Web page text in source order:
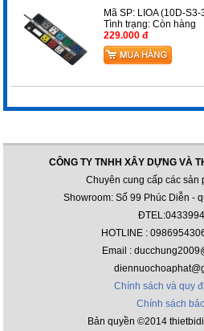
Mã SP: LIOA (10D-S3-
Tình trạng:Còn hàng
229.000 đ
CÔNG TY TNHH XÂY DỰNG VÀ
Chuyên cung cấp các sản
Showroom: Số 99 Phúc Diễn -
HOTLINE :
Email :
Chính sách và quy
Chính sách
Bản quyền ©2014